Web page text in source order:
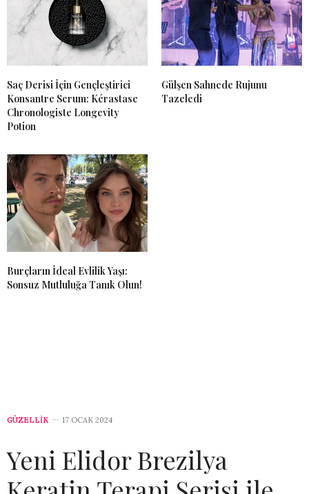
Saç Derisi İçin Gençleştirici
Konsantre Serum: Kérastase
Chronologiste Longevity
Potion
Gülşen Sahnede Rujunu
Tazeledi
Burçların İdeal Evlilik Yaşı:
Sonsuz Mutluluğa Tanık Olun!
GÜZELLİK 17 OCAK 2024
Yeni Elidor Brezilya